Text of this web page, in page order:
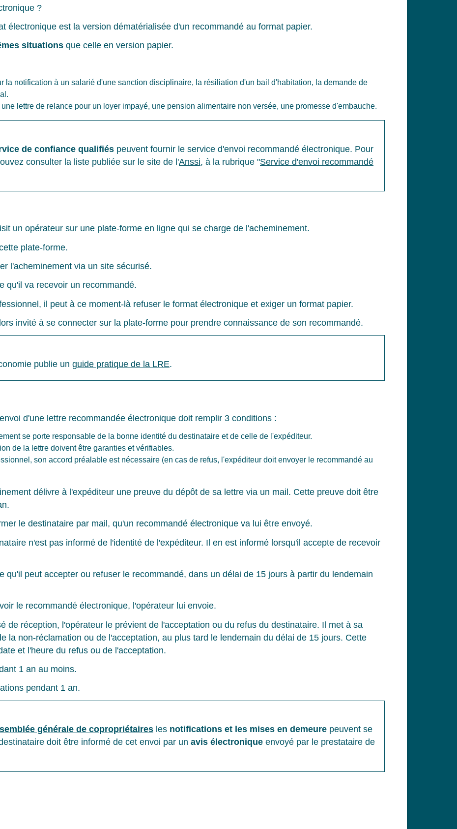
?
électronique est la version dématérialisée d'un recommandé au format papier.
situations que celle en version papier.
la notification à un salarié d'une sanction disciplinaire, la résiliation d'un bail d'habitation, la demande de
une lettre de relance pour un loyer impayé, une pension alimentaire non versée, une promesse d'embauche.
de confiance qualifiés peuvent fournir le service d'envoi recommandé électronique. Pour
consulter la liste publiée sur le site de l'Anssi, à la rubrique "Service d'envoi recommandé
un opérateur sur une plate-forme en ligne qui se charge de l'acheminement.
plate-forme.
l'acheminement via un site sécurisé.
qu'il va recevoir un recommandé.
il peut à ce moment-là refuser le format électronique et exiger un format papier.
invité à se connecter sur la plate-forme pour prendre connaissance de son recommandé.
publie un guide pratique de la LRE.
d'une lettre recommandée électronique doit remplir 3 conditions :
se porte responsable de la bonne identité du destinataire et de celle de l'expéditeur.
de la lettre doivent être garanties et vérifiables.
son accord préalable est nécessaire (en cas de refus, l'expéditeur doit envoyer le recommandé au
délivre à l'expéditeur une preuve du dépôt de sa lettre via un mail. Cette preuve doit être
le destinataire par mail, qu'un recommandé électronique va lui être envoyé.
n'est pas informé de l'identité de l'expéditeur. Il en est informé lorsqu'il accepte de recevoir
qu'il peut accepter ou refuser le recommandé, dans un délai de 15 jours à partir du lendemain
le recommandé électronique, l'opérateur lui envoie.
de réception, l'opérateur le prévient de l'acceptation ou du refus du destinataire. Il met à sa
la non-réclamation ou de l'acceptation, au plus tard le lendemain du délai de 15 jours. Cette
et l'heure du refus ou de l'acceptation.
1 an au moins.
pendant 1 an.
générale de copropriétaires les notifications et les mises en demeure peuvent se
doit être informé de cet envoi par un avis électronique envoyé par le prestataire de